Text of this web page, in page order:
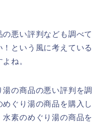
悪い評判なども調べて
という風に考えている
ね。
の商品の悪い評判を調
ぐり湯の商品を購入し
素のめぐり湯の商品を